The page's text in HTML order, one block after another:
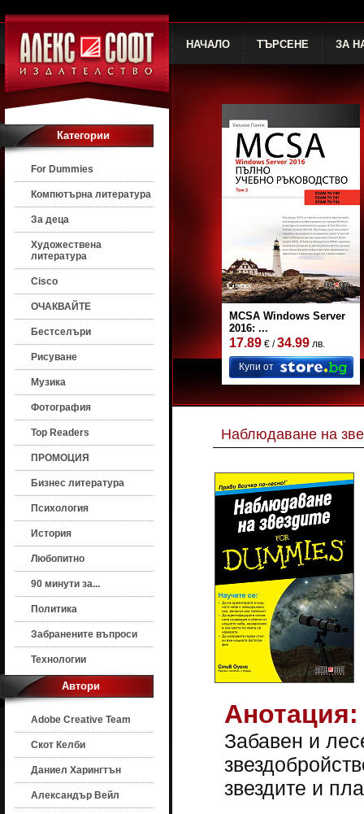
НАЧАЛО ТЪРСЕНЕ ЗА
Категории
For Dummies
Компютърна литература
За деца
Художествена
литература
Cisco
ОЧАКВАЙТЕ
Бестселъри
Рисуване
Музика
Фотография
Top Readers
ПРОМОЦИЯ
Бизнес литература
Психология
История
Любопитно
90 минути за...
Политика
Забранените въпроси
Технологии
Автори
Adobe Creative Team
Скот Келби
Даниел Харингтън
Александър Вейл
MCSA Windows Server
2016: ...
17.89 € /34.99 лв.
Купи от
Наблюдаване на
Анотация:
Забавен и
звездите и